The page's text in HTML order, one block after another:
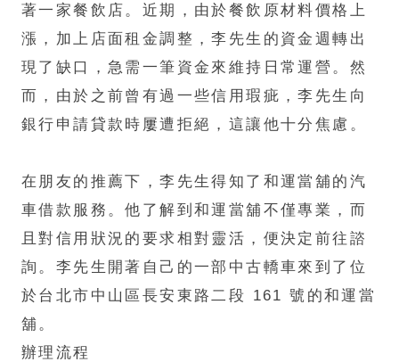
著一家餐飲店。近期，由於餐飲原材料價格上
漲，加上店面租金調整，李先生的資金週轉出
現了缺口，急需一筆資金來維持日常運營。然
而，由於之前曾有過一些信用瑕疵，李先生向
銀行申請貸款時屢遭拒絕，這讓他十分焦慮。​
在朋友的推薦下，李先生得知了和運當舖的汽
車借款服務。他了解到和運當舖不僅專業，而
且對信用狀況的要求相對靈活，便決定前往諮
詢。李先生開著自己的一部中古轎車來到了位
於台北市中山區長安東路二段 161 號的和運當
舖。​
辦理流程​